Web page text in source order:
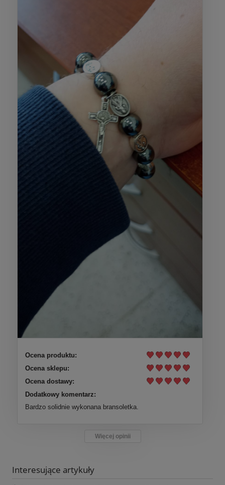
Ocena produktu:
Ocena sklepu:
Ocena dostawy:
Dodatkowy komentarz:
Bardzo solidnie wykonana bransoletka.
Więcej opinii
Interesujące artykuły